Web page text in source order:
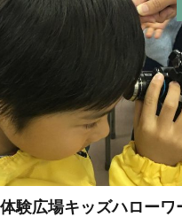
験広場キッズハローワ